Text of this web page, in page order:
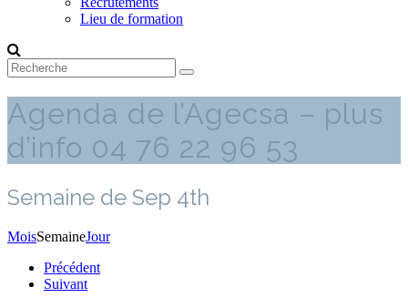
Lieu de formation
Agenda de l’Agecsa – plus
d’info 04 76 22 96 53
Semaine de Sep 4th
MoisSemaineJour
Précédent
Suivant